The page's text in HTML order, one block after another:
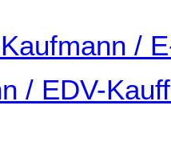
/
/ EDV-